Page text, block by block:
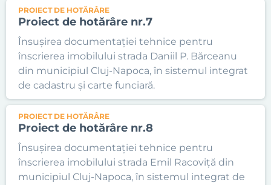
PROIECT DE HOTĂRÂRE
Proiect de hotărâre nr.7
Însușirea documentației tehnice pentru
înscrierea imobilului strada Daniil P. Bărceanu
din municipiul Cluj-Napoca, în sistemul integrat
de cadastru și carte funciară.
PROIECT DE HOTĂRÂRE
Proiect de hotărâre nr.8
Însușirea documentației tehnice pentru
înscrierea imobilului strada Emil Racoviță din
municipiul Cluj-Napoca, în sistemul integrat de